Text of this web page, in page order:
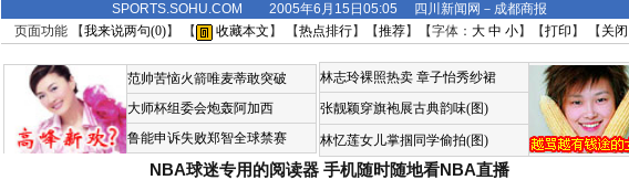
SPORTS.SOHU.COM 2005年6月15日05:05 四川新闻网－成都商报
页面功能 【我来说两句(0)】 【 收藏本文 】 【热点排行】【推荐】【字体： 大 中 小】【打印 】 【 关闭
范帅苦恼火箭唯麦蒂敢突破
大师杯组委会炮轰阿加西
鲁能申诉失败郑智全球禁赛
林志玲裸照热卖 章子怡秀纱裙
张靓颖穿旗袍展古典韵味(图)
林忆莲女儿掌掴同学偷拍(图)
NBA球迷专用的阅读器 手机随时随地看NBA直播